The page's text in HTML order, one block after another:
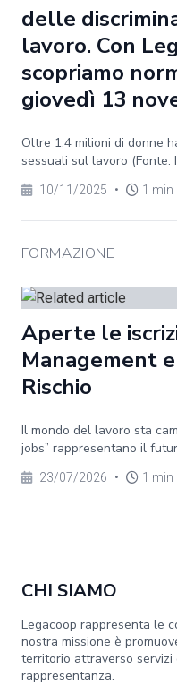
delle
lavoro. Con
scopriamo
giovedì 13
Oltre 1,4 milioni di donne
sessuali sul lavoro (Fonte:
10/11/2025 • 1 min
FORMAZIONE
Aperte le
Management
Rischio
Il mondo del lavoro sta
jobs” rappresentano il
23/07/2026 • 1 min
CHI SIAMO
Legacoop rappresenta le
nostra missione è
territorio attraverso servizi
rappresentanza.